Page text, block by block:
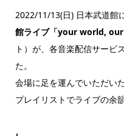
2022/11/13(日) 日本武道館
館ライブ「your world, our
ト）が、各音楽配信サービ
た。
会場に足を運んでいただい
プレイリストでライブの余